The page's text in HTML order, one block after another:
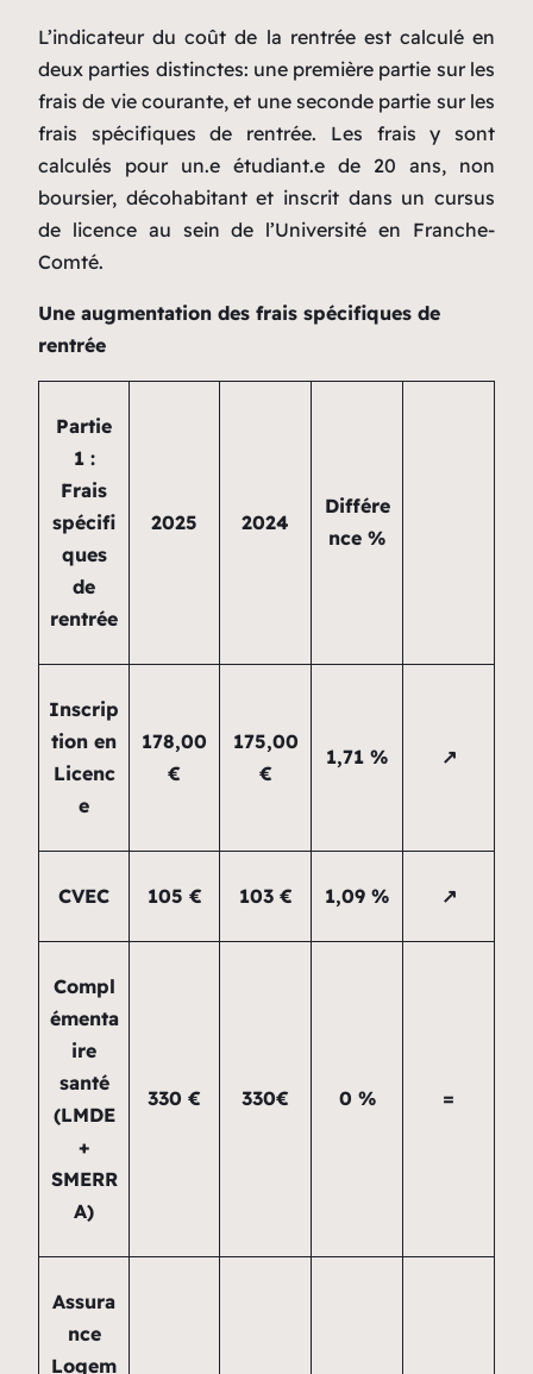
L’indicateur du coût de la rentrée est calculé en
deux parties distinctes: une première partie sur les
frais de vie courante, et une seconde partie sur les
frais spécifiques de rentrée. Les frais y sont
calculés pour un.e étudiant.e de 20 ans, non
boursier, décohabitant et inscrit dans un cursus
de licence au sein de l’Université en Franche-
Comté.
Une augmentation des frais spécifiques de
rentrée
Partie
1 :
Frais
spécifi
ques
de
rentrée
2025 2024
Différe
nce %
Inscrip
tion en
Licenc
e
178,00
€
175,00
€
1,71 % ↗
CVEC 105 € 103 € 1,09 % ↗
Compl
émenta
ire
santé
(LMDE
+
SMERR
A)
330 € 330€ 0 % =
Assura
nce
Logem